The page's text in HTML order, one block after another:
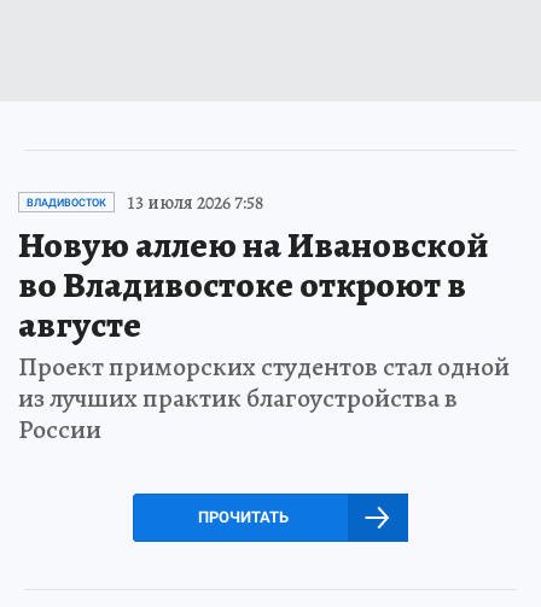
ВЛАДИВОСТОК 13 июля 2026 7:58
Новую аллею на Ивановской
во Владивостоке откроют в
августе
Проект приморских студентов стал одной
из лучших практик благоустройства в
России
ПРОЧИТАТЬ